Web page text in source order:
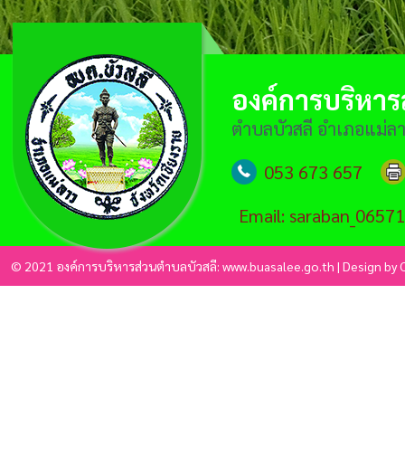
องค์การบริหา
ตำบลบัวสลี อำเภอแม่ล
053 673 657
Email:
© 2021 องค์การบริหารส่วนตำบลบัวสลี: www.buasalee.go.th | Design by